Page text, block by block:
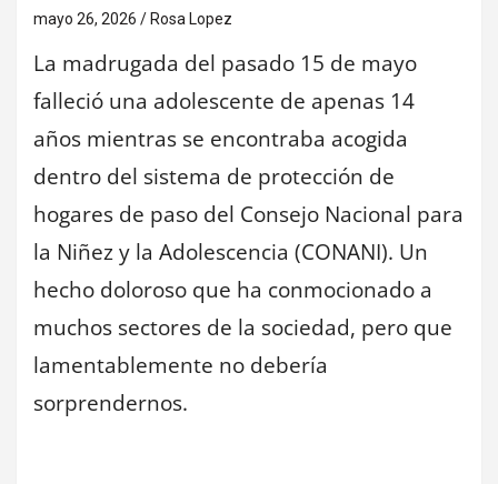
mayo 26, 2026 Rosa Lopez
La madrugada del pasado 15 de mayo
falleció una adolescente de apenas 14
años mientras se encontraba acogida
dentro del sistema de protección de
hogares de paso del Consejo Nacional para
la Niñez y la Adolescencia (CONANI). Un
hecho doloroso que ha conmocionado a
muchos sectores de la sociedad, pero que
lamentablemente no debería
sorprendernos.